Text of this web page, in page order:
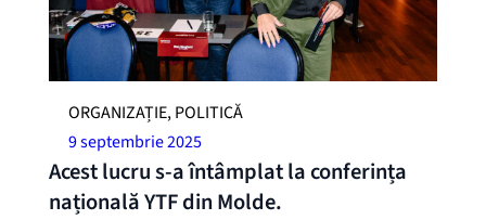
ORGANIZAȚIE, POLITICĂ
9 septembrie 2025
Acest lucru s-a întâmplat la conferința
națională YTF din Molde.